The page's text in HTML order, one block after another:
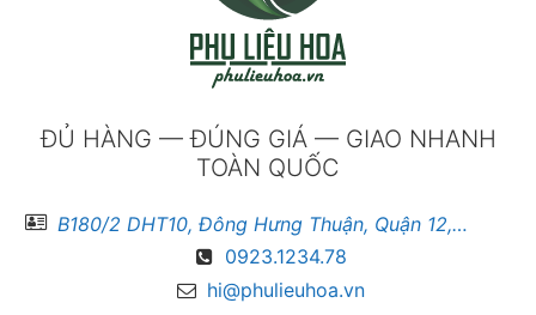
ĐỦ HÀNG — ĐÚNG GIÁ — GIAO NHANH
TOÀN QUỐC
B180/2 DHT10, Đông Hưng Thuận, Quận 12, Hồ Chí Minh
0923.1234.78
hi@phulieuhoa.vn